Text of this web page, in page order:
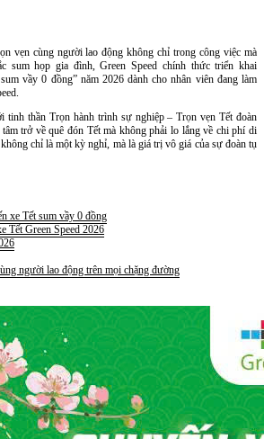
vẹn cùng người lao động không chỉ trong công việc mà
sum họp gia đình, Green Speed chính thức triển khai
vầy 0 đồng” năm 2026 dành cho nhân viên đang làm
tinh thần Trọn hành trình sự nghiệp – Trọn vẹn Tết đoàn
trở về quê đón Tết mà không phải lo lắng về chi phí di
chỉ là một kỳ nghỉ, mà là giá trị vô giá của sự đoàn tụ
xe Tết sum vầy 0 đồng
Tết Green Speed 2026
người lao động trên mọi chặng đường